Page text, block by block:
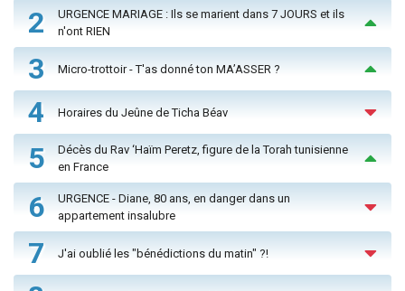
2
URGENCE MARIAGE : Ils se marient dans 7 JOURS et ils
n'ont RIEN
3 Micro-trottoir - T'as donné ton MA’ASSER ?
4 Horaires du Jeûne de Ticha Béav
5
Décès du Rav ‘Haïm Peretz, figure de la Torah tunisienne
en France
6
URGENCE - Diane, 80 ans, en danger dans un
appartement insalubre
7 J'ai oublié les "bénédictions du matin" ?!